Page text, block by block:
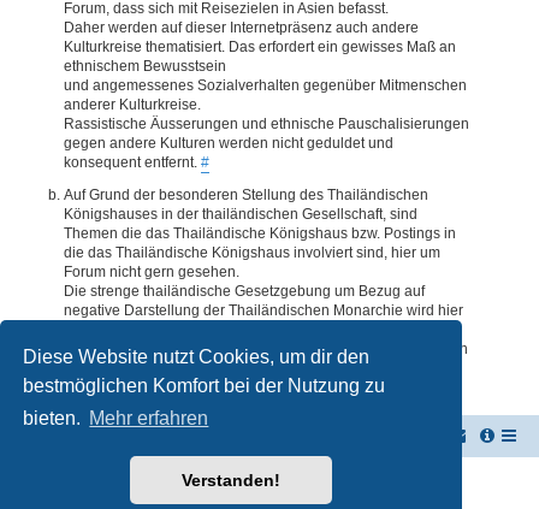
Diese Website nutzt Cookies, um dir den
bestmöglichen Komfort bei der Nutzung zu
bieten. Mehr erfahren
Verstanden!
Forum, dass sich mit Reisezielen in Asien befasst.
Daher werden auf dieser Internetpräsenz auch andere
Kulturkreise thematisiert. Das erfordert ein gewisses Maß an
ethnischem Bewusstsein
und angemessenes Sozialverhalten gegenüber Mitmenschen
anderer Kulturkreise.
Rassistische Äusserungen und ethnische Pauschalisierungen
gegen andere Kulturen werden nicht geduldet und
konsequent entfernt. #
Auf Grund der besonderen Stellung des Thailändischen
Königshauses in der thailändischen Gesellschaft, sind
Themen die das Thailändische Königshaus bzw. Postings in
die das Thailändische Königshaus involviert sind, hier um
Forum nicht gern gesehen.
Die strenge thailändische Gesetzgebung um Bezug auf
negative Darstellung der Thailändischen Monarchie wird hier
deren Inhalte diesbezüglich auch nur ansatzweise bedenklich
erscheinen, kommentarlos entfernt. #
Powered byphpBB® Forum Software © phpBB Limited
Deutsche Übersetzung durchphpBB.de